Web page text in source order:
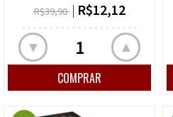
R$39,90 R$12,12
▲
▼